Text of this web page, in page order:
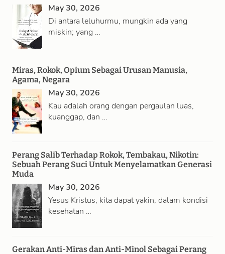
May 30, 2026
Di antara leluhurmu, mungkin ada yang
miskin; yang …
Miras, Rokok, Opium Sebagai Urusan Manusia,
Agama, Negara
May 30, 2026
Kau adalah orang dengan pergaulan luas,
kuanggap, dan …
Perang Salib Terhadap Rokok, Tembakau, Nikotin:
Sebuah Perang Suci Untuk Menyelamatkan Generasi
Muda
May 30, 2026
Yesus Kristus, kita dapat yakin, dalam kondisi
kesehatan …
Gerakan Anti-Miras dan Anti-Minol Sebagai Perang